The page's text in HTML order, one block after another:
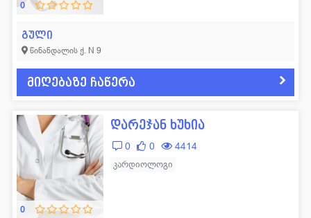
0
გული
წინანდალის ქ. N 9
მიღებაზე ჩაწერა
0
დარეჯან ხუხია
0 0 4414
კარდიოლოგი